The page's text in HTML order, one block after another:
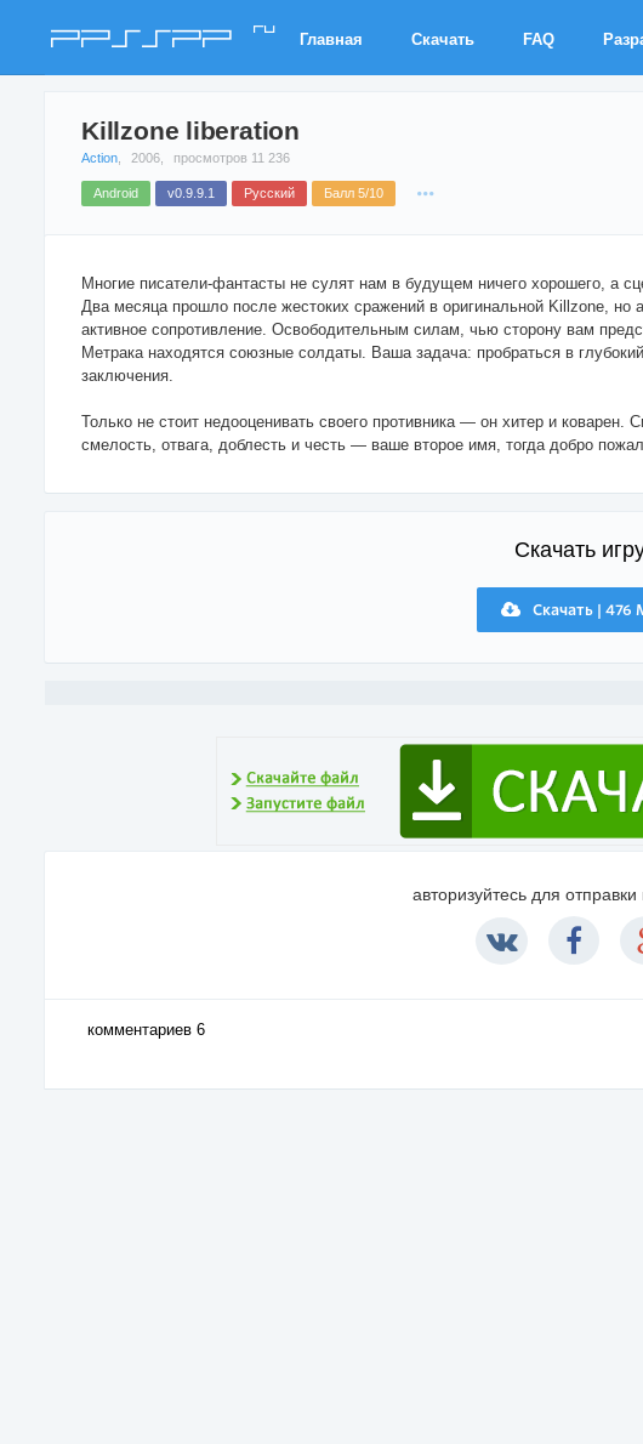
PPSSPP ru
Главная Скачать FAQ
Killzone liberation
Action 2006, просмотров 11 236
Android v0.9.9.1 Русский Балл 5/10
Многие писатели-фантасты не сулят нам в будущем ничего хорошего, а
Два месяца прошло после жестоких сражений в оригинальной Killzone, но
активное сопротивление. Освободительным силам, чью сторону вам
Метрака находятся союзные солдаты. Ваша задача: пробраться в
заключения.
Только не стоит недооценивать своего противника — он хитер и
смелость, отвага, доблесть и честь — ваше второе имя, тогда добро
Скачать
Скачать | 476
авторизуйтесь для
комментариев 6